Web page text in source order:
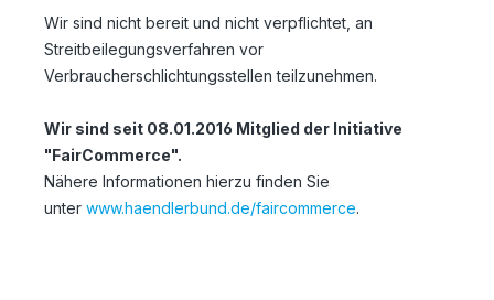
Wir sind nicht bereit und nicht verpflichtet, an
Streitbeilegungsverfahren vor
Verbraucherschlichtungsstellen teilzunehmen.
Wir sind seit 08.01.2016 Mitglied der Initiative
"FairCommerce".
Nähere Informationen hierzu finden Sie
unter www.haendlerbund.de/faircommerce.